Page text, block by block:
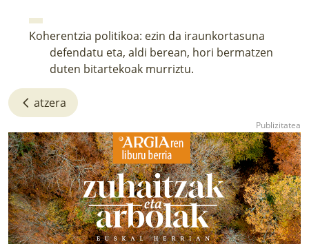
Koherentzia politikoa: ezin da iraunkortasuna
defendatu eta, aldi berean, hori bermatzen
duten bitartekoak murriztu.
atzera